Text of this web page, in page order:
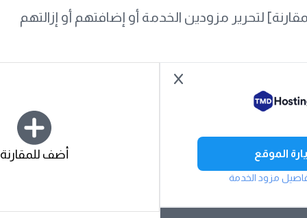
لتحرير مزودين الخدمة أو إضافتهم أو إزالتهم
الموقع
مزود الخدمة
أضف للمقارنة